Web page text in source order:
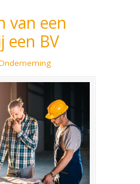
van een
een BV